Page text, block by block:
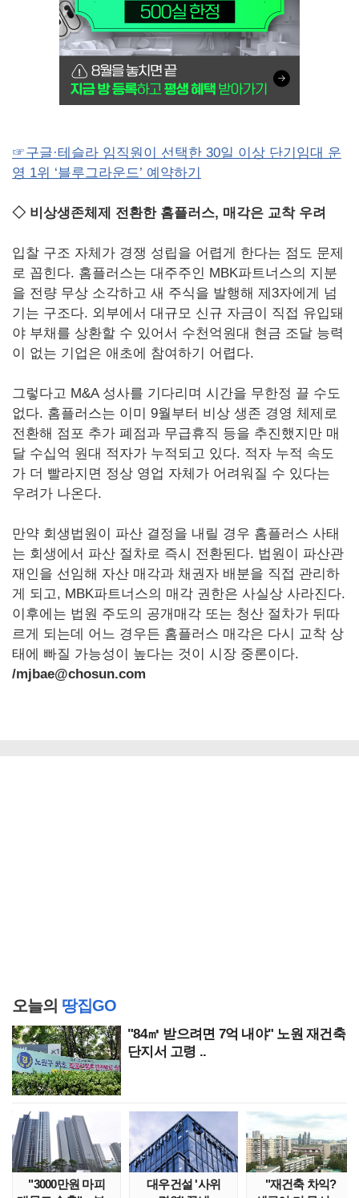
☞구글·테슬라 임직원이 선택한 30일 이상 단기임대 운
영 1위 ‘블루그라운드’ 예약하기
◇ 비상생존체제 전환한 홈플러스, 매각은 교착 우려
입찰 구조 자체가 경쟁 성립을 어렵게 한다는 점도 문제
로 꼽힌다. 홈플러스는 대주주인 MBK파트너스의 지분
을 전량 무상 소각하고 새 주식을 발행해 제3자에게 넘
기는 구조다. 외부에서 대규모 신규 자금이 직접 유입돼
야 부채를 상환할 수 있어서 수천억원대 현금 조달 능력
이 없는 기업은 애초에 참여하기 어렵다.
그렇다고 M&A 성사를 기다리며 시간을 무한정 끌 수도
없다. 홈플러스는 이미 9월부터 비상 생존 경영 체제로
전환해 점포 추가 폐점과 무급휴직 등을 추진했지만 매
달 수십억 원대 적자가 누적되고 있다. 적자 누적 속도
가 더 빨라지면 정상 영업 자체가 어려워질 수 있다는
우려가 나온다.
만약 회생법원이 파산 결정을 내릴 경우 홈플러스 사태
는 회생에서 파산 절차로 즉시 전환된다. 법원이 파산관
재인을 선임해 자산 매각과 채권자 배분을 직접 관리하
게 되고, MBK파트너스의 매각 권한은 사실상 사라진다.
이후에는 법원 주도의 공개매각 또는 청산 절차가 뒤따
르게 되는데 어느 경우든 홈플러스 매각은 다시 교착 상
태에 빠질 가능성이 높다는 것이 시장 중론이다.
/mjbae@chosun.com
오늘의 땅집GO
"84㎡ 받으려면 7억 내야" 노원 재건축
단지서 고령 ..
"3000만원 마피
대우건설 '사위
"재건축 차익?